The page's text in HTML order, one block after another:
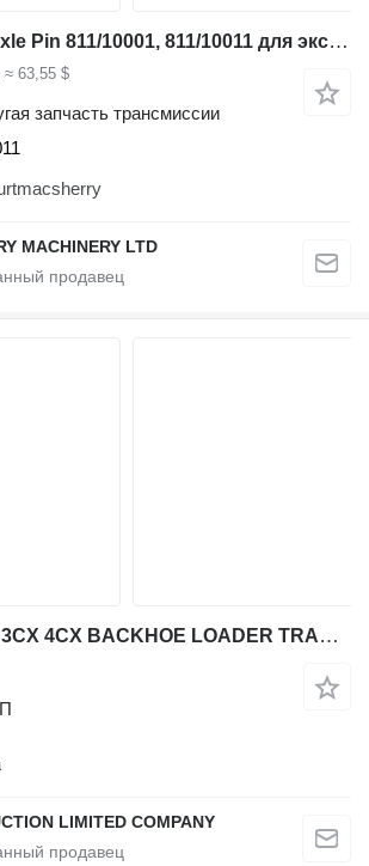
JCB 3cx Front Axle Pin 811/10001, 811/10011 для экскаватора-погрузчика JCB 3CX
≈ 63,55 $
запчасть трансмиссии
MACHINERY LTD
КПП USED JCB 3CX 4CX BACKHOE LOADER TRANSMISSION TORQUE CONVENTER RE для экскаватора-погрузчика JCB 3 CX / 4 CX
LIMITED COMPANY